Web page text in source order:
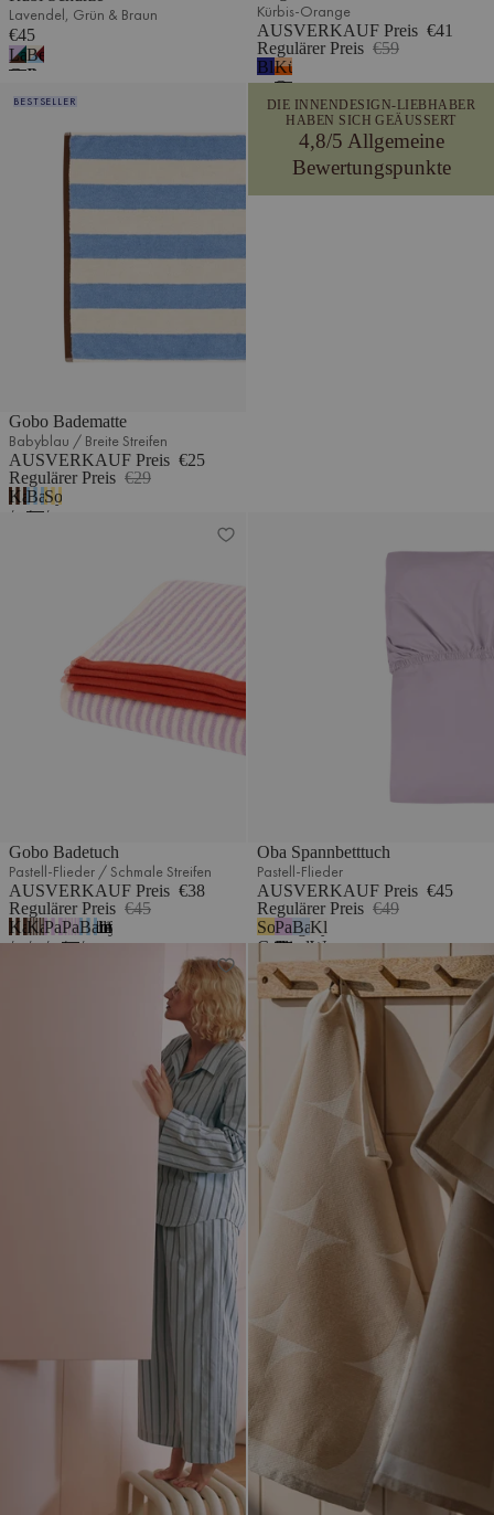
Lavendel, Grün & Braun
€45
Lavendel,
Grün
&
Beige,
Burgunderrot
&
Kürbis-Orange
AUSVERKAUF Preis €41
Regulärer Preis €59
Blaubeermousse
Kürbis-
Orange
BESTSELLER
Gobo Badematte
Babyblau / Breite Streifen
AUSVERKAUF Preis €25
Regulärer Preis €29
Kakaobraun
/
Babyblau
/
Sonnengelb
/
DIE INNENDESIGN-LIEBHABER
HABEN SICH GEÄUSSERT
4,8/5 Allgemeine
Bewertungspunkte
Gobo Badetuch
Pastell-Flieder / Schmale Streifen
AUSVERKAUF Preis €38
Regulärer Preis €45
Kakaobraun
/
Kakaobraun
/
Pastellflieder
/
Pastellflieder
/
Babyblau
/
1
Oba Spannbetttuch
Pastell-Flieder
AUSVERKAUF Preis €45
Regulärer Preis €49
Sonniges
Gelb
Pastell-
Flieder
Babyblau
Klassisches
Weiß